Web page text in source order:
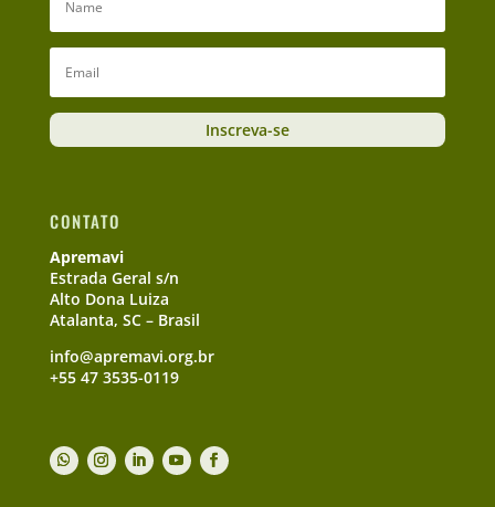
Inscreva-se
CONTATO
Apremavi
Estrada Geral s/n
Alto Dona Luiza
Atalanta, SC – Brasil
info@apremavi.org.br
+55 47 3535-0119